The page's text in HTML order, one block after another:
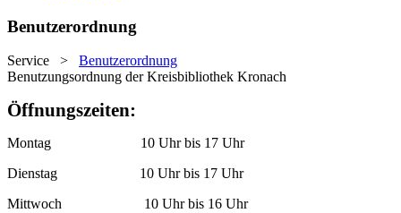
Benutzerordnung
Service > Benutzerordnung
Benutzungsordnung der Kreisbibliothek Kronach
Öffnungszeiten:
Montag 10 Uhr bis 17 Uhr
Dienstag 10 Uhr bis 17 Uhr
Mittwoch 10 Uhr bis 16 Uhr